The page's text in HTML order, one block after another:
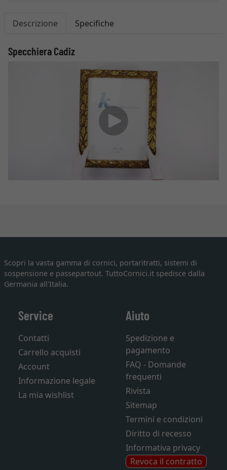
Descrizione Specifiche
Specchiera Cadiz
Scopri la vasta gamma di cornici, portaritratti, sistemi di
sospensione e passepartout. TuttoCornici.it spedisce dalla
Germania all'Italia.
Service
Contatti
Carrello acquisti
Account
Informazione legale
La mia wishlist
Aiuto
Spedizione e
pagamento
FAQ - Domande
frequenti
Rivista
Sitemap
Termini e condizioni
Diritto di recesso
Informativa privacy
Revoca il contratto